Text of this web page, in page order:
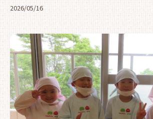
2026/05/16